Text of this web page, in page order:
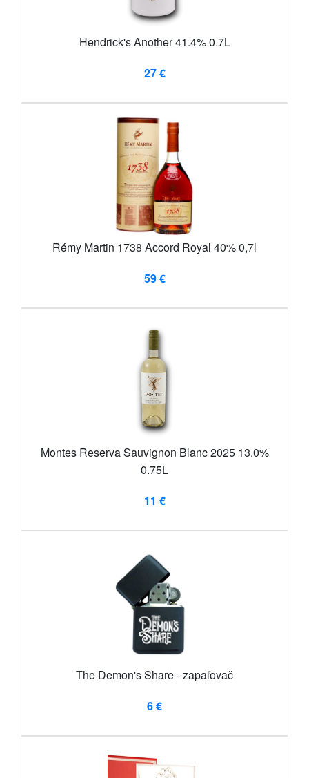
Hendrick's Another 41.4% 0.7L
27 €
Rémy Martin 1738 Accord Royal 40% 0,7l
59 €
Montes Reserva Sauvignon Blanc 2025 13.0%
0.75L
11 €
The Demon's Share - zapaľovač
6 €